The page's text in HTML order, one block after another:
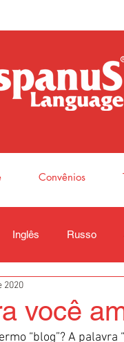
Convênios
Inglês Russo
você
2020
“blog”? A